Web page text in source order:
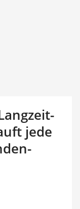
jede